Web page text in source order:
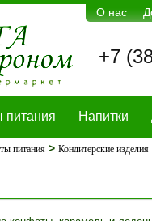
О нас
+7
питания Напитки
питания >Кондитерские изделия